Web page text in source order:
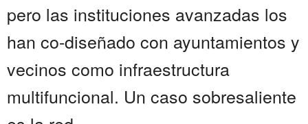
pero las instituciones avanzadas los
han co-diseñado con ayuntamientos y
vecinos como infraestructura
multifuncional. Un caso sobresaliente